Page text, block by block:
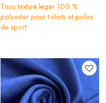
Tissu texturé léger 100 %
polyester pour t-shirts et polos
de sport